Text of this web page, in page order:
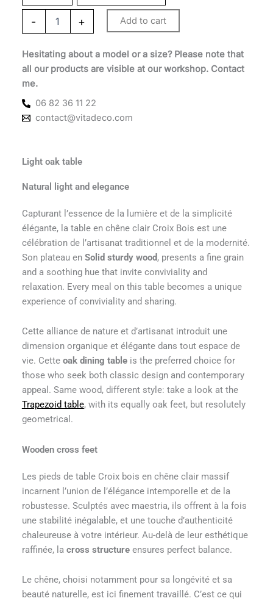
- + Add to cart
Hesitating about a model or a size? Please note that
all our products are visible at our workshop. Contact
me.
06 82 36 11 22
contact@vitadeco.com
Light oak table
Natural light and elegance
Capturant l’essence de la lumière et de la simplicité
élégante, la table en chêne clair Croix Bois est une
célébration de l’artisanat traditionnel et de la modernité.
Son plateau en Solid sturdy wood, presents a fine grain
and a soothing hue that invite conviviality and
relaxation. Every meal on this table becomes a unique
experience of conviviality and sharing.
Cette alliance de nature et d’artisanat introduit une
dimension organique et élégante dans tout espace de
vie. Cette oak dining tableis the preferred choice for
those who seek both classic design and contemporary
appeal. Same wood, different style: take a look at the
Trapezoid table, with its equally oak feet, but resolutely
geometrical.
Wooden cross feet
Les pieds de table Croix bois en chêne clair massif
incarnent l’union de l’élégance intemporelle et de la
robustesse. Sculptés avec maestria, ils offrent à la fois
une stabilité inégalable, et une touche d’authenticité
chaleureuse à votre intérieur. Au-delà de leur esthétique
raffinée, la cross structureensures perfect balance.
Le chêne, choisi notamment pour sa longévité et sa
beauté naturelle, est ici finement travaillé. C’est ce qui